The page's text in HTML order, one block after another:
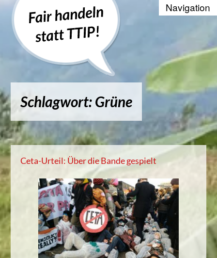
Recherche
Positionen
Die WTO und der Welthandel
Kontakt
Suche
Kampagnenbanner zum
Datenschutzerklärung
Schlagwort: Grüne
Ceta-Urteil: Über die Bande gespielt